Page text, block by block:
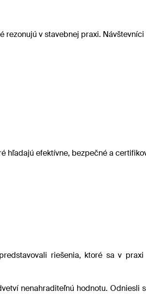
rezonujú v stavebnej praxi.
hľadajú efektívne, bezpečné a
riešenia, ktoré sa v
nenahraditeľnú hodnotu. Odniesli